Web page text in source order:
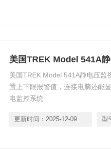
美国TREK Model 541A
美国TREK Model 541A静电压监
置上下限报警值，连接电脑还能
电监控系统
更新时间： 2025-12-09 型